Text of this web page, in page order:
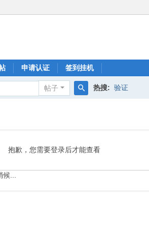
申请认证 签到挂机
帖子 热搜: 验证
抱歉，您需要登录后才能查看
...